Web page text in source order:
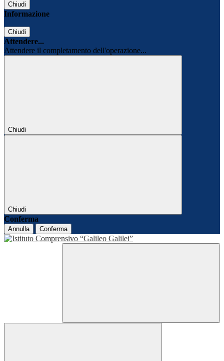
Chiudi
Informazione
Chiudi
Attendere...
Attendere il completamento dell'operazione...
Chiudi
Chiudi
Conferma
Annulla Conferma